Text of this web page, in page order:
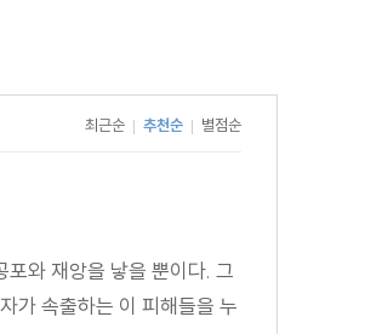
최근순 | 추천순 | 별점순
와 재앙을 낳을 뿐이다. 그
가 속출하는 이 피해들을 누